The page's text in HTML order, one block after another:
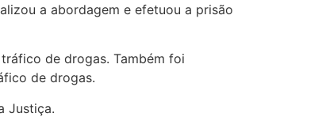
a abordagem e efetuou a prisão
de drogas. Também foi
de drogas.
Justiça.